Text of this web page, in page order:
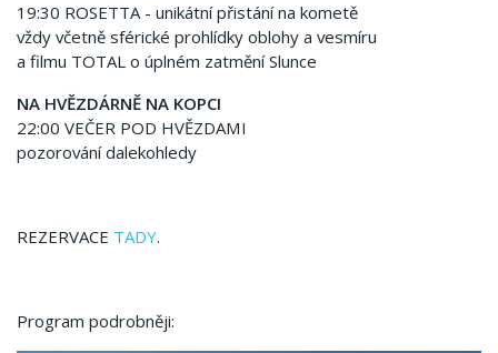
19:30 ROSETTA - unikátní přistání na kometě
vždy včetně sférické prohlídky oblohy a vesmíru
a filmu TOTAL o úplném zatmění Slunce
NA HVĚZDÁRNĚ NA KOPCI
22:00 VEČER POD HVĚZDAMI
pozorování dalekohledy
REZERVACE TADY.
Program podrobněji: